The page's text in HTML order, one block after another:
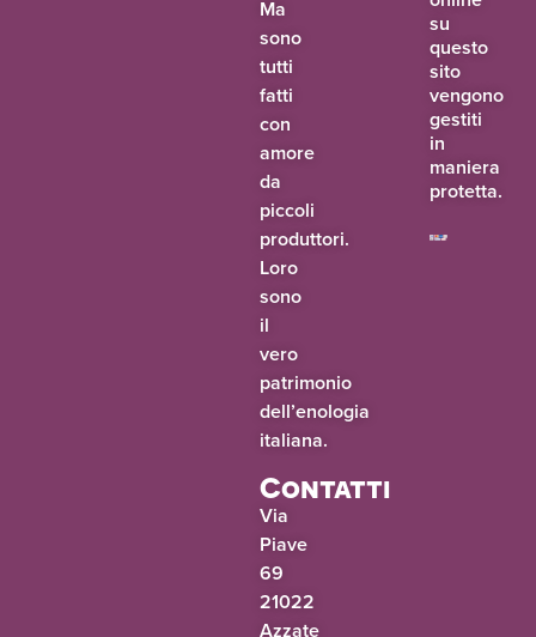
Ma
sono
tutti
fatti
con
amore
da
piccoli
produttori.
Loro
sono
il
vero
patrimonio
dell’enologia
italiana.
Contatti
Via
Piave
69
21022
Azzate
su
questo
sito
vengono
gestiti
in
maniera
protetta.